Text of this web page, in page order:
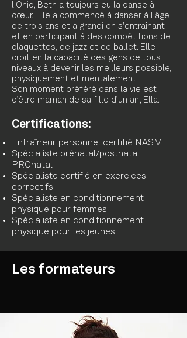
l'Ohio, Beth a toujours eu la danse à
cœur. Elle a commencé à danser à l'âge
de trois ans et a grandi en s'entraînant
et en participant à des compétitions de
claquettes, de jazz et de ballet. Elle
croit en la capacité des gens de tous
niveaux à devenir les meilleurs possible,
physiquement et mentalement.
Son moment préféré dans la vie est
d’être maman de sa fille d’un an, Ella.
Certifications:
Entraîneur personnel certifié NASM
Spécialiste prénatal/postnatal
PROnatal
Spécialiste certifié en exercices
correctifs
Spécialiste en conditionnement
physique pour femmes
Spécialiste en conditionnement
physique pour les jeunes
Les formateurs